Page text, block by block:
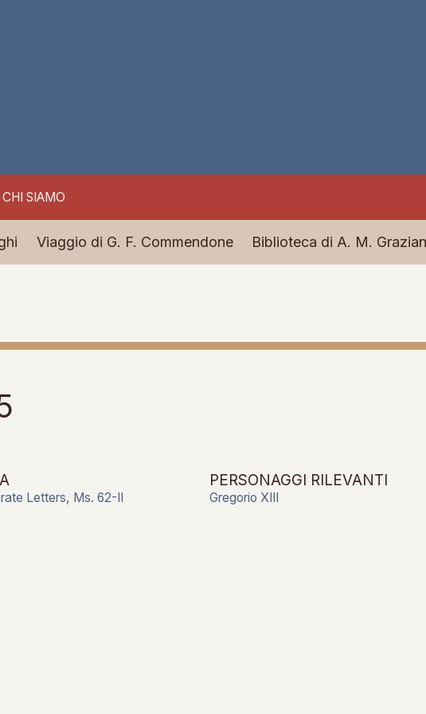
CHI SIAMO
Viaggio di G. F. Commendone Biblioteca di A. M.
Letters, Ms. 62-II
PERSONAGGI RILEVANTI
Gregorio XIII